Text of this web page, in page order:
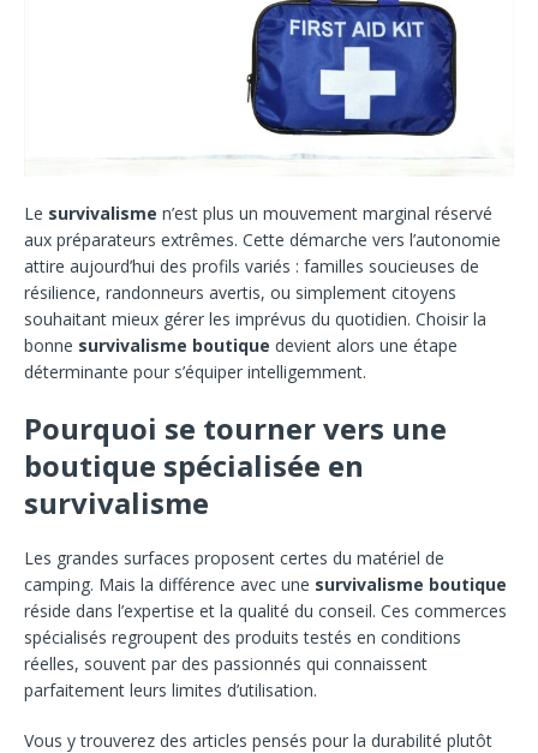
Le survivalisme n’est plus un mouvement marginal réservé
aux préparateurs extrêmes. Cette démarche vers l’autonomie
attire aujourd’hui des profils variés : familles soucieuses de
résilience, randonneurs avertis, ou simplement citoyens
souhaitant mieux gérer les imprévus du quotidien. Choisir la
bonne survivalisme boutique devient alors une étape
déterminante pour s’équiper intelligemment.
Pourquoi se tourner vers une
boutique spécialisée en
survivalisme
Les grandes surfaces proposent certes du matériel de
camping. Mais la différence avec une survivalisme boutique
réside dans l’expertise et la qualité du conseil. Ces commerces
spécialisés regroupent des produits testés en conditions
réelles, souvent par des passionnés qui connaissent
parfaitement leurs limites d’utilisation.
Vous y trouverez des articles pensés pour la durabilité plutôt